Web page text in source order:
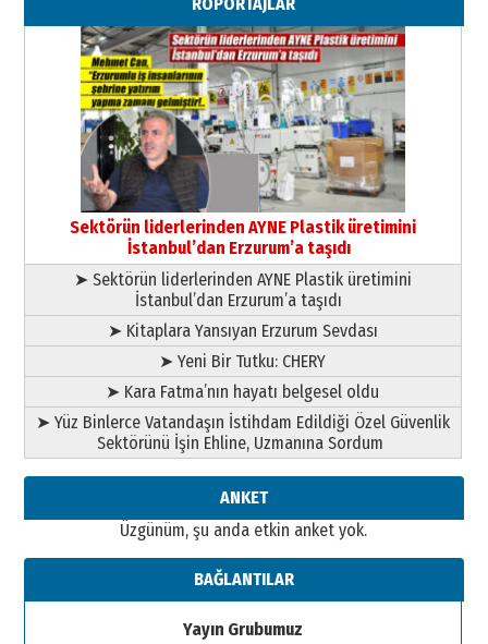
29 Haziran 2026 Pazartesi
Kenan GÜLERCİ
Murat Şahsuvaroğlu ERKON’da
çıtayı yukarı taşırken,
yönetimdekiler aşağı
çekmemeli!
17 Şubat 2026 SalıOrhan BOZKURT
Bir fotoğraf, bir şehir, bir
gazeteci… Dizginler kimin
elinde?
A. Berhan Yılmaz
BİR BÖLÜM DEĞİL, BİR ÖMÜR
SEÇİYORSUNUZ… “NEDEN
ATATÜRK ÜNİVERSİTESİ?”
28 Temmuz 2026 Salı
Ahmet Gökhan YAZICI
Ahmed Yesevi’den bir Alperen…
”Reisimiz” idi… Hakka yürüdü.!
26 Mart 2026 Perşembe
gönül adamı Faruk Terzioğlu!
bir vizyon proje daha!
Sektörün liderlerinden AYNE Plastik üretimini
İstanbul’dan Erzurum’a taşıdı
➤ Sektörün liderlerinden AYNE Plastik üretimini
İstanbul’dan Erzurum’a taşıdı
➤ Kitaplara Yansıyan Erzurum Sevdası
➤ Yeni Bir Tutku: CHERY
➤ Kara Fatma’nın hayatı belgesel oldu
➤ Yüz Binlerce Vatandaşın İstihdam Edildiği Özel Güvenlik
Sektörünü İşin Ehline, Uzmanına Sordum
ANKET
Üzgünüm, şu anda etkin anket yok.
BAĞLANTILAR
Yayın Grubumuz